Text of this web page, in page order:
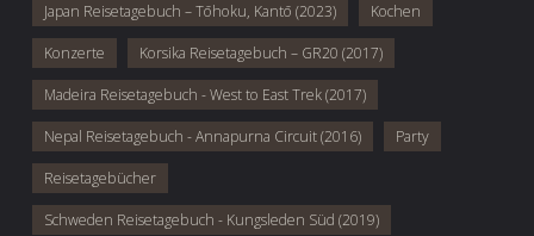
Japan Reisetagebuch – Tōhoku, Kantō (2023) Kochen
Konzerte Korsika Reisetagebuch – GR20 (2017)
Madeira Reisetagebuch - West to East Trek (2017)
Nepal Reisetagebuch - Annapurna Circuit (2016) Party
Reisetagebücher
Schweden Reisetagebuch - Kungsleden Süd (2019)